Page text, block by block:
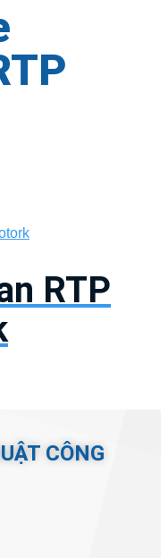
RTP
CÔNG